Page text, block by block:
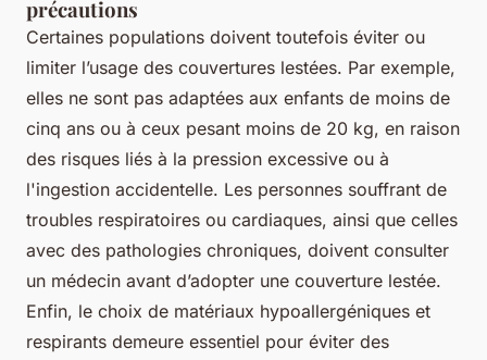
précautions
Certaines populations doivent toutefois éviter ou
limiter l’usage des couvertures lestées. Par exemple,
elles ne sont pas adaptées aux enfants de moins de
cinq ans ou à ceux pesant moins de 20 kg, en raison
des risques liés à la pression excessive ou à
l'ingestion accidentelle. Les personnes souffrant de
troubles respiratoires ou cardiaques, ainsi que celles
avec des pathologies chroniques, doivent consulter
un médecin avant d’adopter une couverture lestée.
Enfin, le choix de matériaux hypoallergéniques et
respirants demeure essentiel pour éviter des